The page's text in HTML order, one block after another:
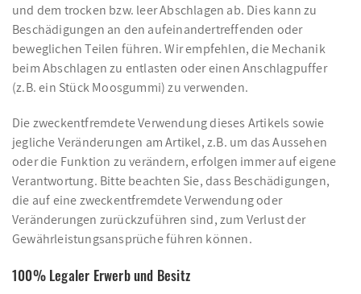
und dem trocken bzw. leer Abschlagen ab. Dies kann zu
Beschädigungen an den aufeinandertreffenden oder
beweglichen Teilen führen. Wir empfehlen, die Mechanik
beim Abschlagen zu entlasten oder einen Anschlagpuffer
(z.B. ein Stück Moosgummi) zu verwenden.
Die zweckentfremdete Verwendung dieses Artikels sowie
jegliche Veränderungen am Artikel, z.B. um das Aussehen
oder die Funktion zu verändern, erfolgen immer auf eigene
Verantwortung. Bitte beachten Sie, dass Beschädigungen,
die auf eine zweckentfremdete Verwendung oder
Veränderungen zurückzuführen sind, zum Verlust der
Gewährleistungsansprüche führen können.
100% Legaler Erwerb und Besitz